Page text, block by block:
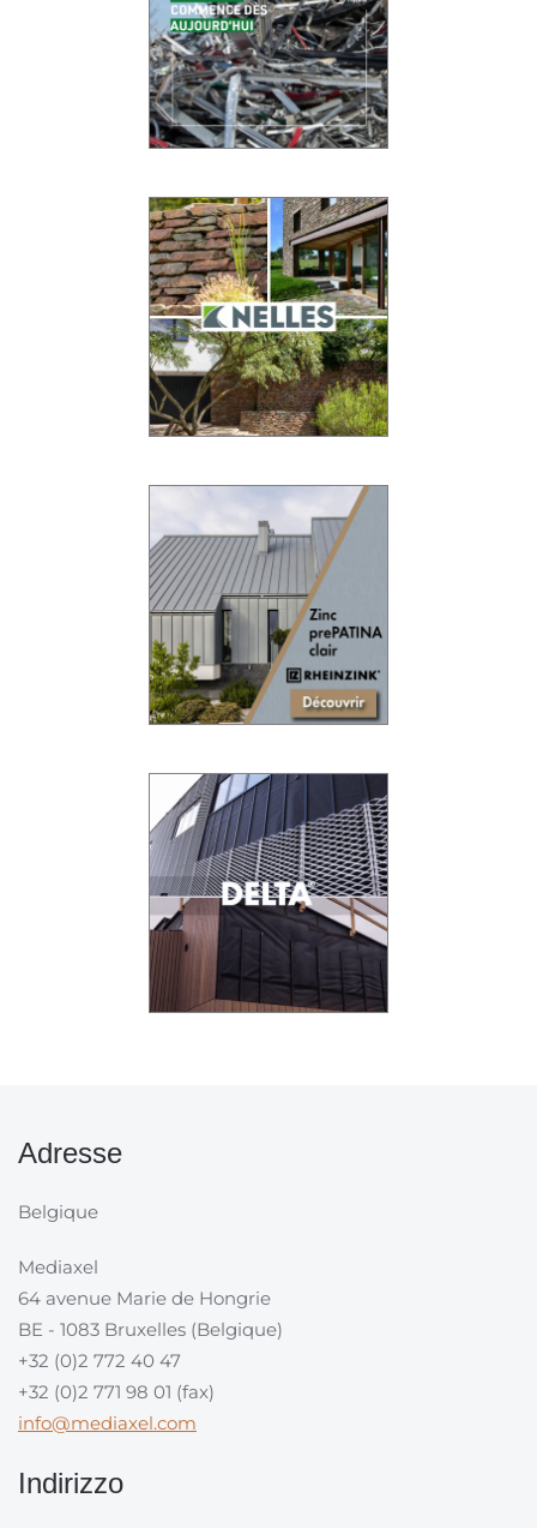
Adresse
Belgique
Mediaxel
64 avenue Marie de Hongrie
BE - 1083 Bruxelles (Belgique)
+32 (0)2 772 40 47
+32 (0)2 771 98 01 (fax)
info@mediaxel.com
Indirizzo